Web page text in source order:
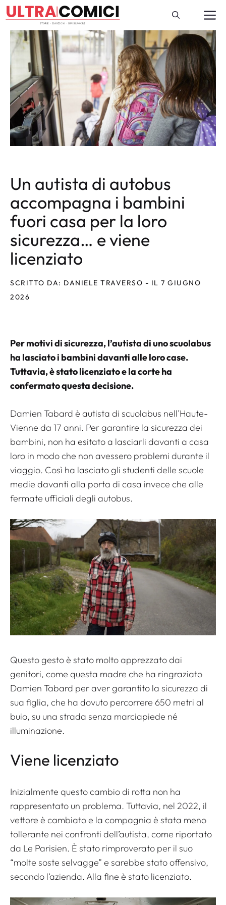
Vai
al
contenuto
Un autista di autobus
accompagna i bambini
fuori casa per la loro
sicurezza… e viene
licenziato
SCRITTO DA: DANIELE TRAVERSO - IL 7 GIUGNO
2026
Per motivi di sicurezza, l’autista di uno scuolabus
ha lasciato i bambini davanti alle loro case.
Tuttavia, è stato licenziato e la corte ha
confermato questa decisione.
Damien Tabard è autista di scuolabus nell’Haute-
Vienne da 17 anni. Per garantire la sicurezza dei
bambini, non ha esitato a lasciarli davanti a casa
loro in modo che non avessero problemi durante il
viaggio. Così ha lasciato gli studenti delle scuole
medie davanti alla porta di casa invece che alle
fermate ufficiali degli autobus.
Questo gesto è stato molto apprezzato dai
genitori, come questa madre che ha ringraziato
Damien Tabard per aver garantito la sicurezza di
sua figlia, che ha dovuto percorrere 650 metri al
buio, su una strada senza marciapiede né
illuminazione.
Viene licenziato
Inizialmente questo cambio di rotta non ha
rappresentato un problema. Tuttavia, nel 2022, il
vettore è cambiato e la compagnia è stata meno
tollerante nei confronti dell’autista, come riportato
da Le Parisien. È stato rimproverato per il suo
“molte soste selvagge” e sarebbe stato offensivo,
secondo l’azienda. Alla fine è stato licenziato.